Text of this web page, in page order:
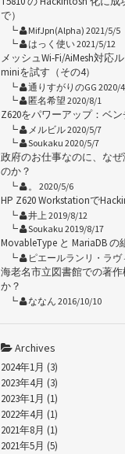
で）
MifJpn(Alpha) 2021/5/5
はっく使い 2021/5/12
メッシュWi-Fi/AiMesh対応
miniを試す（その4）
通りすがりのGG 2020/
匿名希望 2020/8/1
Z620をパワーアップ：ベ
メルビル 2020/5/7
Soukaku 2020/5/7
政府のお仕事なのに、な
のか？
。 2020/5/6
HP Z620 Workstationで
井上 2019/8/12
Soukaku 2019/8/17
MovableType と MariaDB
ピエールランリ・ラヴ
海老名市立図書館での著
か？
ななん 2016/10/10
Archives
2024年1月 (3)
2023年4月 (3)
2023年1月 (1)
2022年4月 (1)
2021年8月 (1)
2021年5月 (5)